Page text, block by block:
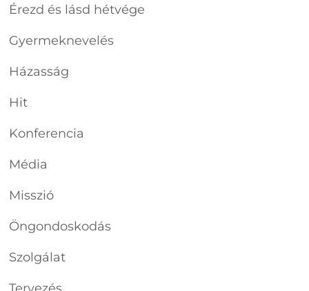
Érezd és lásd hétvége
Gyermeknevelés
Házasság
Hit
Konferencia
Média
Misszió
Öngondoskodás
Szolgálat